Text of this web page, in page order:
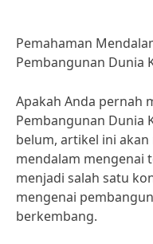
Pemahaman
Pembangunan Dunia
Apakah Anda pernah
Pembangunan Dunia
belum, artikel ini
mendalam mengenai
menjadi salah satu
mengenai
berkembang.